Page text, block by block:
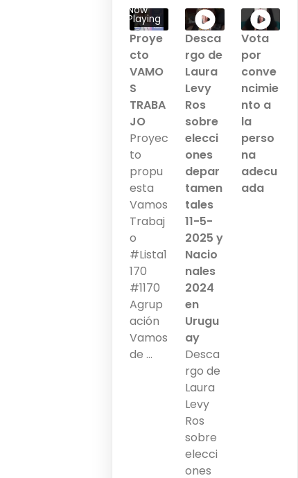
Now
Playing
Proye
cto
VAMO
S
TRABA
JO
Proyec
to
propu
esta
Vamos
Trabaj
o
#Lista1
170
#1170
Agrup
ación
Vamos
de ...
Desca
rgo de
Laura
Levy
Ros
sobre
elecci
ones
depar
tamen
tales
11-5-
2025 y
Nacio
nales
2024
en
Urugu
ay
Desca
rgo de
Laura
Levy
Ros
sobre
elecci
ones
Vota
por
conve
ncimie
nto a
la
perso
na
adecu
ada